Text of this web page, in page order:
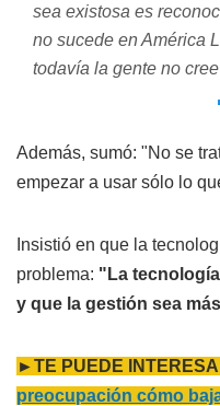
sea existosa es
no sucede en América
todavía la gente no
Además, sumó: "No se
empezar a usar sólo lo
Insistió en que la
problema: "La
y que la gestión sea
►TE PUEDE
preocupación cómo